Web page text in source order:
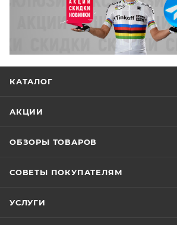
КАТАЛОГ
АКЦИИ
ОБЗОРЫ ТОВАРОВ
СОВЕТЫ ПОКУПАТЕЛЯМ
УСЛУГИ